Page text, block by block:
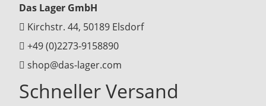
Das Lager GmbH
Kirchstr. 44, 50189 Elsdorf
+49 (0)2273-9158890
shop@das-lager.com
Schneller Versand